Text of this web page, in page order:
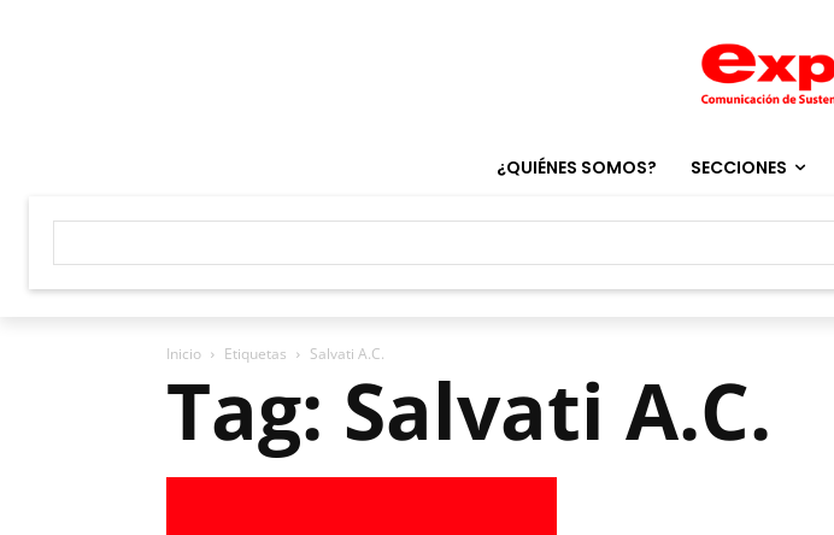
¿QUIÉNES SOMOS? SECCIONES
Inicio Etiquetas Salvati A.C.
Tag: Salvati A.C.